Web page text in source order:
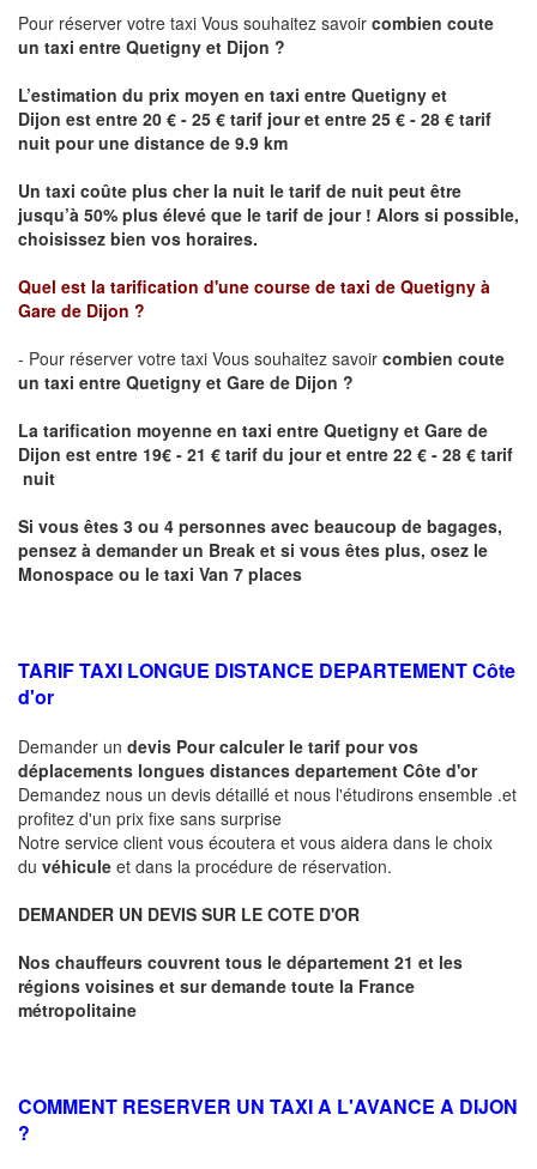
Pour réserver votre taxi Vous souhaitez savoir combien coute
un taxi entre Quetigny et Dijon ?
L’estimation du prix moyen en taxi entre Quetigny et
Dijon est entre 20 € - 25 € tarif jour et entre 25 € - 28 € tarif
nuit pour une distance de 9.9 km
Un taxi coûte plus cher la nuit le tarif de nuit peut être
jusqu’à 50% plus élevé que le tarif de jour ! Alors si possible,
choisissez bien vos horaires.
Quel est la tarification d'une course de taxi de Quetigny à
Gare de Dijon ?
- Pour réserver votre taxi Vous souhaitez savoir combien coute
un taxi entre Quetigny et Gare de Dijon ?
La tarification moyenne en taxi entre Quetigny et Gare de
Dijon est entre 19€ - 21 € tarif du jour et entre 22 € - 28 € tarif
nuit
Si vous êtes 3 ou 4 personnes avec beaucoup de bagages,
pensez à demander un Break et si vous êtes plus, osez le
Monospace ou le taxi Van 7 places
TARIF TAXI LONGUE DISTANCE DEPARTEMENT Côte
d'or
Demander un devis Pour calculer le tarif pour vos
déplacements longues distances departement Côte d'or
Demandez nous un devis détaillé et nous l'étudirons ensemble .et
profitez d'un prix fixe sans surprise
Notre service client vous écoutera et vous aidera dans le choix
du véhicule et dans la procédure de réservation.
DEMANDER UN DEVIS SUR LE COTE D'OR
Nos chauffeurs couvrent tous le département 21 et les
régions voisines et sur demande toute la France
métropolitaine
COMMENT RESERVER UN TAXI A L'AVANCE A DIJON
?